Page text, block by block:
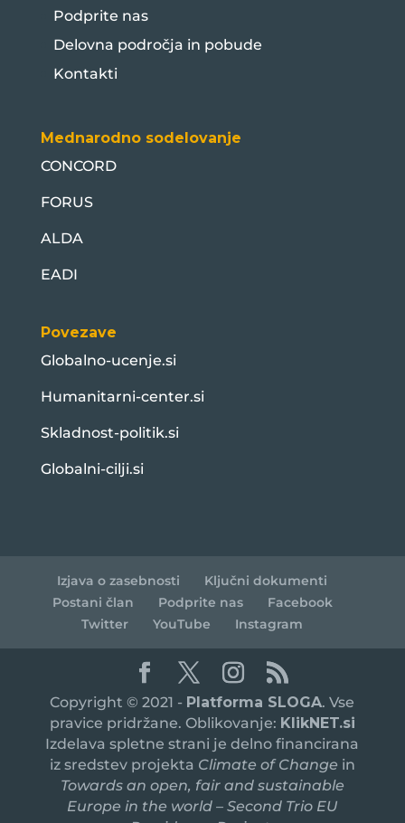
Podprite nas
Delovna področja in pobude
Kontakti
Mednarodno sodelovanje
CONCORD
FORUS
ALDA
EADI
Povezave
Globalno-ucenje.si
Humanitarni-center.si
Skladnost-politik.si
Globalni-cilji.si
Izjava o zasebnosti
Ključni dokumenti
Postani član
Podprite nas
Facebook
Twitter
YouTube Instagram
Copyright © 2021 - Platforma SLOGA. Vse
pravice pridržane. Oblikovanje: KlikNET.si
Izdelava spletne strani je delno financirana
iz sredstev projekta Climate of Change in
Towards an open, fair and sustainable
Europe in the world – Second Trio EU